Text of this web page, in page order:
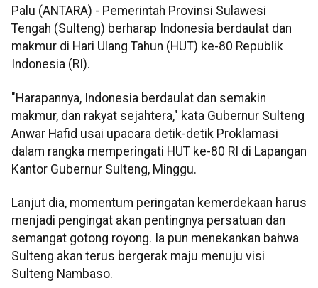
Palu (ANTARA) - Pemerintah Provinsi Sulawesi
Tengah (Sulteng) berharap Indonesia berdaulat dan
makmur di Hari Ulang Tahun (HUT) ke-80 Republik
Indonesia (RI).
"Harapannya, Indonesia berdaulat dan semakin
makmur, dan rakyat sejahtera," kata Gubernur Sulteng
Anwar Hafid usai upacara detik-detik Proklamasi
dalam rangka memperingati HUT ke-80 RI di Lapangan
Kantor Gubernur Sulteng, Minggu.
Lanjut dia, momentum peringatan kemerdekaan harus
menjadi pengingat akan pentingnya persatuan dan
semangat gotong royong. Ia pun menekankan bahwa
Sulteng akan terus bergerak maju menuju visi
Sulteng Nambaso.